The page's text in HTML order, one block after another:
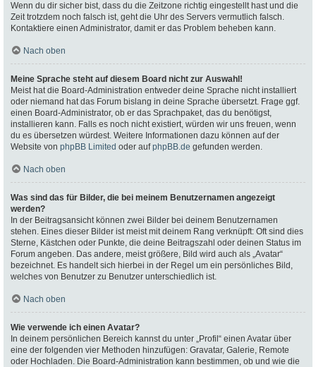
Wenn du dir sicher bist, dass du die Zeitzone richtig eingestellt hast und die
Zeit trotzdem noch falsch ist, geht die Uhr des Servers vermutlich falsch.
Kontaktiere einen Administrator, damit er das Problem beheben kann.
Nach oben
Meine Sprache steht auf diesem Board nicht zur Auswahl!
Meist hat die Board-Administration entweder deine Sprache nicht installiert
oder niemand hat das Forum bislang in deine Sprache übersetzt. Frage ggf.
einen Board-Administrator, ob er das Sprachpaket, das du benötigst,
installieren kann. Falls es noch nicht existiert, würden wir uns freuen, wenn
du es übersetzen würdest. Weitere Informationen dazu können auf der
Website von phpBB Limited oder aufphpBB.de gefunden werden.
Nach oben
Was sind das für Bilder, die bei meinem Benutzernamen angezeigt
werden?
In der Beitragsansicht können zwei Bilder bei deinem Benutzernamen
stehen. Eines dieser Bilder ist meist mit deinem Rang verknüpft: Oft sind dies
Sterne, Kästchen oder Punkte, die deine Beitragszahl oder deinen Status im
Forum angeben. Das andere, meist größere, Bild wird auch als „Avatar“
bezeichnet. Es handelt sich hierbei in der Regel um ein persönliches Bild,
welches von Benutzer zu Benutzer unterschiedlich ist.
Nach oben
Wie verwende ich einen Avatar?
In deinem persönlichen Bereich kannst du unter „Profil“ einen Avatar über
eine der folgenden vier Methoden hinzufügen: Gravatar, Galerie, Remote
oder Hochladen. Die Board-Administration kann bestimmen, ob und wie die